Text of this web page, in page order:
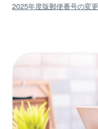
2025年度版郵便番号の変